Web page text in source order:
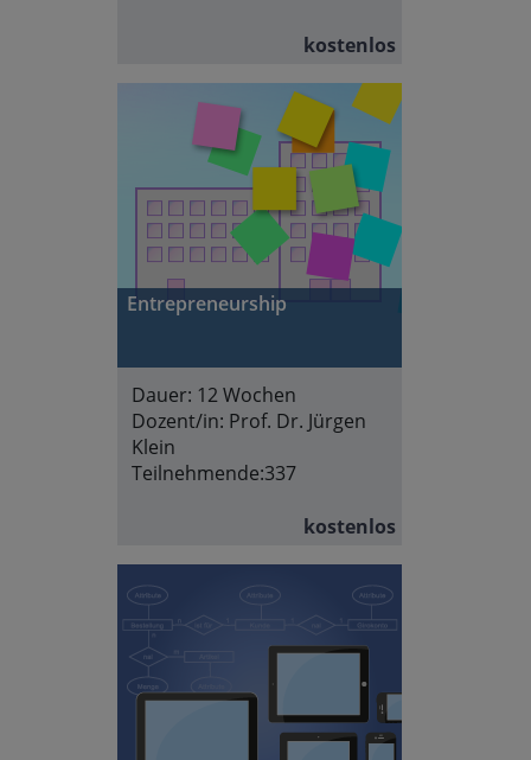
kostenlos
Entrepreneurship
Dauer: 12 Wochen
Dozent/in: Prof. Dr. Jürgen
Klein
Teilnehmende:337
kostenlos